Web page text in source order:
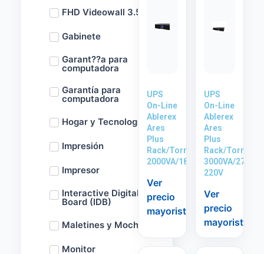
FHD Videowall 3.5m
Gabinete
Garant??a para
computadora
Garantía para
computadora
Hogar y Tecnología
Impresión
Impresor
Interactive Digital
Board (IDB)
Maletines y Mochilas
Monitor
UPS
On-Line
Ablerex
Ares
Plus
Rack/Torre
2000VA/1800W
Ver
precio
mayorista
UPS
On-Line
Ablerex
Ares
Plus
Rack/Torre
3000VA/2700W
220V
Ver
precio
mayorista